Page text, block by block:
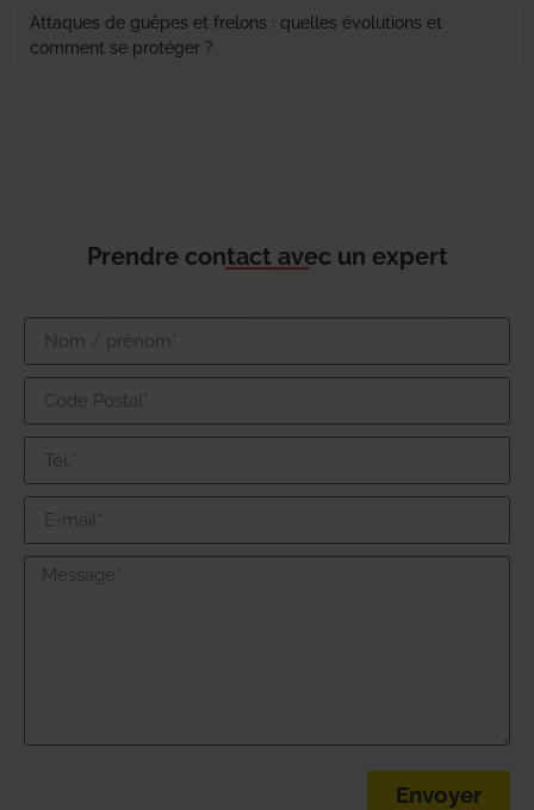
Attaques de guêpes et frelons : quelles évolutions et
comment se protéger ?
Prendre contact avec un expert
Envoyer